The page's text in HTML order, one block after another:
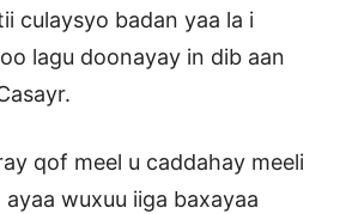
culaysyo badan yaa la i
lagu doonayay in dib aan
qof meel u caddahay meeli
wuxuu iiga baxayaa